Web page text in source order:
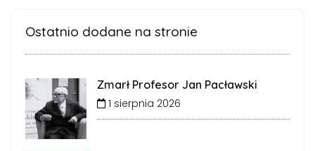
Ostatnio dodane na stronie
Zmarł Profesor Jan Pacławski
1 sierpnia 2026